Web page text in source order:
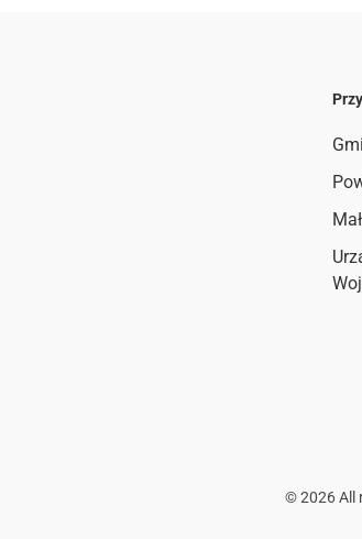
©2026All